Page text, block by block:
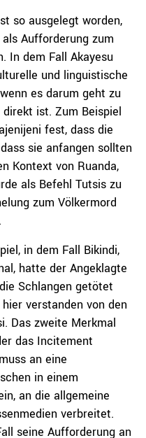
so ausgelegt worden,
Aufforderung zum
In dem Fall Akayesu
und linguistische
es darum geht zu
ist. Zum Beispiel
fest, dass die
sie anfangen sollten
Kontext von Ruanda,
als Befehl Tutsis zu
zum Völkermord
in dem Fall Bikindi,
hatte der Angeklagte
Schlangen getötet
verstanden von den
Das zweite Merkmal
das Incitement
an eine
in einem
an die allgemeine
verbreitet.
seine Aufforderung an